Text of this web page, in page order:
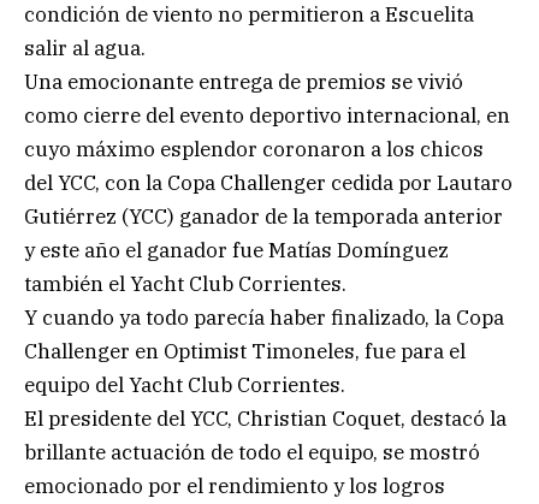
condición de viento no permitieron a Escuelita
salir al agua.
Una emocionante entrega de premios se vivió
como cierre del evento deportivo internacional, en
cuyo máximo esplendor coronaron a los chicos
del YCC, con la Copa Challenger cedida por Lautaro
Gutiérrez (YCC) ganador de la temporada anterior
y este año el ganador fue Matías Domínguez
también el Yacht Club Corrientes.
Y cuando ya todo parecía haber finalizado, la Copa
Challenger en Optimist Timoneles, fue para el
equipo del Yacht Club Corrientes.
El presidente del YCC, Christian Coquet, destacó la
brillante actuación de todo el equipo, se mostró
emocionado por el rendimiento y los logros